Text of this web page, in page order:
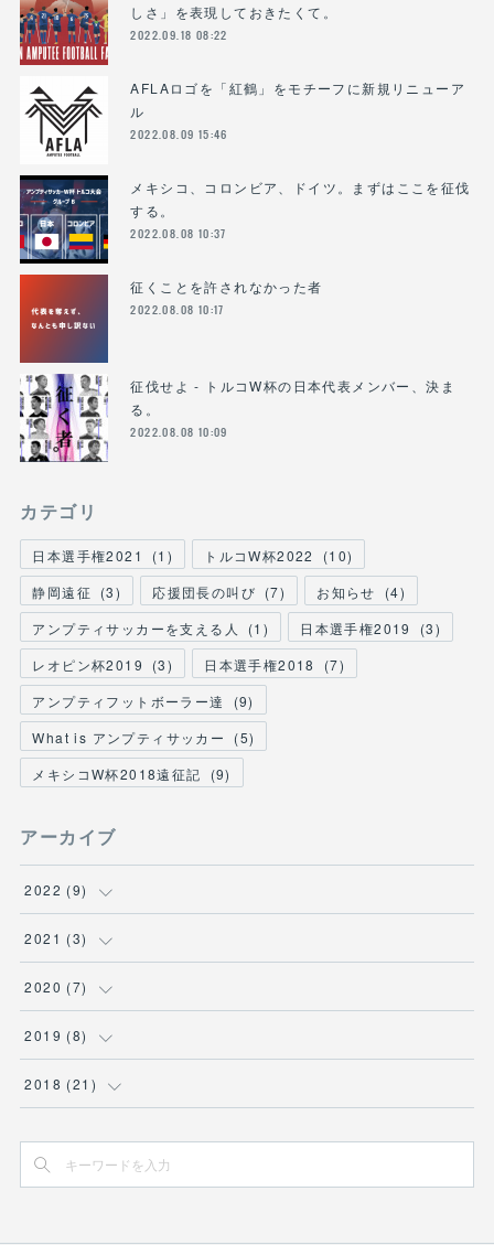
しさ」を表現しておきたくて。
2022.09.18 08:22
AFLAロゴを「紅鶴」をモチーフに新規リニューア
ル
2022.08.09 15:46
メキシコ、コロンビア、ドイツ。まずはここを征伐
する。
2022.08.08 10:37
征くことを許されなかった者
2022.08.08 10:17
征伐せよ - トルコW杯の日本代表メンバー、決ま
る。
2022.08.08 10:09
カテゴリ
日本選手権2021 (1 ) トルコW杯2022 (10)
静岡遠征
(3) 応援団長の叫び (7) お知らせ (4)
アンプティサッカーを支える人
(1 ) 日本選手権2019 (3)
レオピン杯2019
(3) 日本選手権2018 (7)
アンプティフットボーラー達
(9)
What is アンプティサッカー
(5)
メキシコW杯2018遠征記
(9)
アーカイブ
2022 (9)
(1
(4
(1
( 3 )
2021 (3)
(3
2020 (7)
(1
(1 )
2019 (8)
(3 )
2018 (21 )
15)